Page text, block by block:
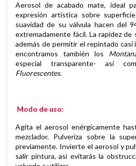
Aerosol deacabado mate, ideal
expresión artística sobre
suavidad de su válvula hacen del
extremadamente fácil. La rapidez
además de permitir el repintado
encontramos también los
especial transparente- así
Fluorescentes.
Modo de uso:
Agita el aerosol enérgicamente
mezclador. Pulveriza sobre la
previamente. Invierte el aerosol y
salir pintura, así evitarás la